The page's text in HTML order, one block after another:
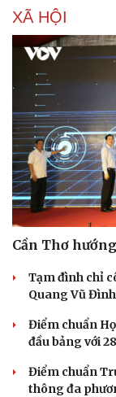
XÃ HỘI
Cần Thơ
Tạm đình chỉ
Quang Vũ
Điểm chuẩn
đầu bảng với
Điểm chuẩn
thông đa